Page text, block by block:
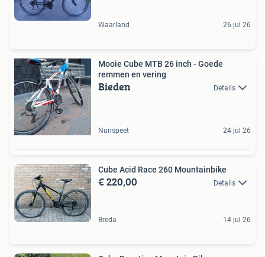
Waarland 26 jul 26
Mooie Cube MTB 26 inch - Goede
remmen en vering
Bieden Details
Nunspeet 24 jul 26
Cube Acid Race 260 Mountainbike
€ 220,00 Details
Breda 14 jul 26